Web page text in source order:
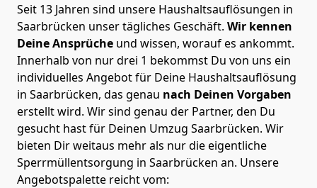
Seit 13 Jahren sind unsere Haushaltsauflösungen in
Saarbrücken unser tägliches Geschäft. Wir kennen
Deine Ansprüche und wissen, worauf es ankommt.
Innerhalb von nur drei 1 bekommst Du von uns ein
individuelles Angebot für Deine Haushaltsauflösung
in Saarbrücken, das genau nach Deinen Vorgaben
erstellt wird. Wir sind genau der Partner, den Du
gesucht hast für Deinen Umzug Saarbrücken. Wir
bieten Dir weitaus mehr als nur die eigentliche
Sperrmüllentsorgung in Saarbrücken an. Unsere
Angebotspalette reicht vom: